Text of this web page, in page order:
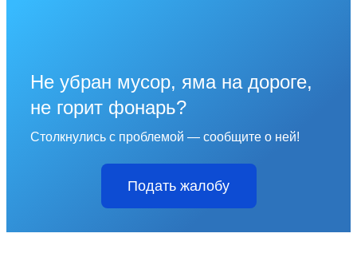
Не убран мусор, яма на дороге,
не горит фонарь?
Столкнулись с проблемой — сообщите о ней!
Подать жалобу